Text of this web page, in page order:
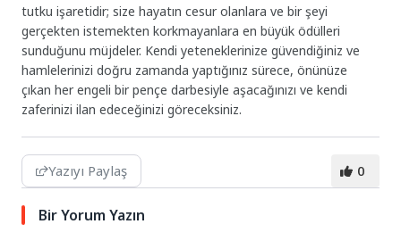
tutku işaretidir; size hayatın cesur olanlara ve bir şeyi
gerçekten istemekten korkmayanlara en büyük ödülleri
sunduğunu müjdeler. Kendi yeteneklerinize güvendiğiniz ve
hamlelerinizi doğru zamanda yaptığınız sürece, önünüze
çıkan her engeli bir pençe darbesiyle aşacağınızı ve kendi
zaferinizi ilan edeceğinizi göreceksiniz.
Yazıyı Paylaş 0
Bir Yorum Yazın